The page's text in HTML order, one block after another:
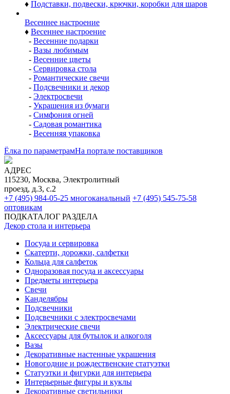
-Шары диаметром 75 мм
Шары диаметром 60 мм
-Шары диаметром 115 мм
♦ Наборы расписных стеклянных шаров (Ёлочка,
Россия)
Шары 85 мм по 4 шт.
Шары 75 мм по 4 шт.
Шары 62 мм по 4 и 5 шт.
Шары 50 мм по 6 шт.
Наборы стеклянных шаров с верхушками (Елочка,
Россия)
Стеклянные шары с композициями
Подставки, подвески, крючки, коробки для шаров
Весеннее настроение
♦Весеннее настроение
-Весенние подарки
-Вазы любимым
-Весенние цветы
-Сервировка стола
-Романтические свечи
-Подсвечники и декор
-Электросвечи
-Украшения из бумаги
-Симфония огней
-Садовая романтика
-Весенняя упаковка
Ёлка по параметрам На портале поставщиков
АДРЕС
115230, Москва, Электролитный
проезд, д.3, с.2
+7 (495) 984-05-25многоканальный +7 (495) 545-75-58
оптовикам
ПОДКАТАЛОГ РАЗДЕЛА
Декор стола и интерьера